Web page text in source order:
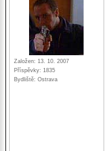
Založen: 13. 10. 2007
Příspěvky: 1835
Bydliště: Ostrava